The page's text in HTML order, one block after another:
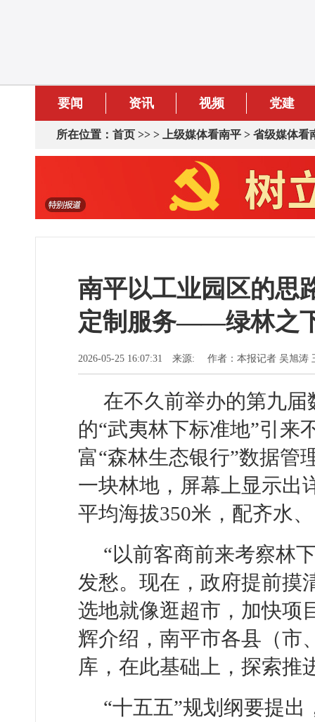
要闻 资讯 视频 党建
所在位置： 首页 >> > 上级媒体看南平 > 省级媒体看
南平以工业园区的思
定制服务——绿林之
2026-05-25 16:07:31 来源: 作者：本报记者 吴旭涛
在不久前举办的第九
的“武夷林下标准地”引来
富“森林生态银行”数据管
一块林地，屏幕上显示出
平均海拔350米，配齐水
“以前客商前来考察林
发愁。现在，政府提前摸
选地就像逛超市，加快项
辉介绍，南平市各县（市
库，在此基础上，探索推
“十五五”规划纲要提